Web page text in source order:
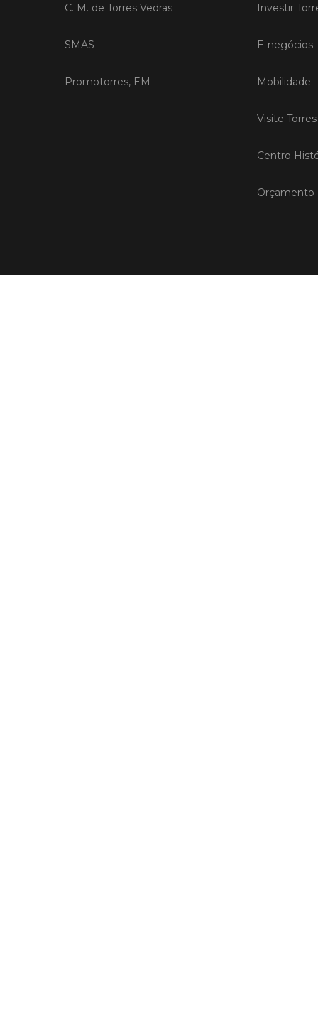
C. M. de Torres Vedras
SMAS
Promotorres, EM
Investir
E-negócios
Mobilidade
Visite
Centro
Orçamento